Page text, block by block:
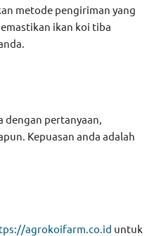
metode pengiriman yang
ikan koi tiba
dengan pertanyaan,
Kepuasan anda adalah
agrokoifarm.co.id untuk